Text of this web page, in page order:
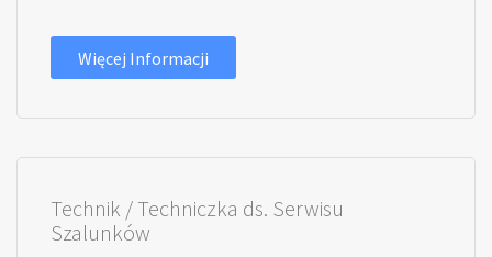
Więcej Informacji
Technik / Techniczka ds. Serwisu
Szalunków